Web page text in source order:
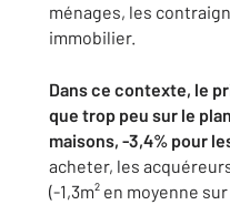
ménages, les
immobilier.
Dans ce contexte, le
que trop peu sur le
maisons, -3,4% pour
acheter, les
(-1,3m² en moyenne